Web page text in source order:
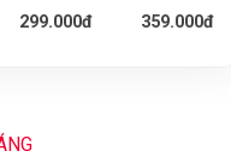
299.000đ 359.000đ